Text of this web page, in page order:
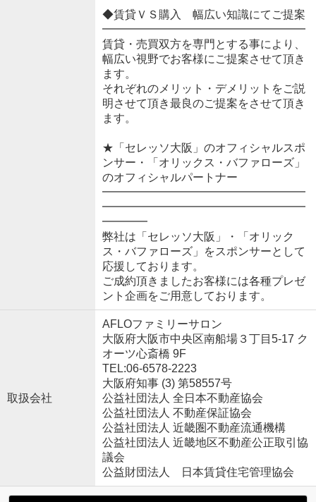
◆賃貸ＶＳ購入 幅広い知識にてご提案
━━━━━━━━━━━━━━━━━━
賃貸・売買双方を専門とする事により、
幅広い視野でお客様にご提案させて頂き
ます。
それぞれのメリット・デメリットをご説
明させて頂き最良のご提案をさせて頂き
ます。
★「セレッソ大阪」のオフィシャルスポ
ンサー・「オリックス・バファローズ」
のオフィシャルパートナー
━━━━━━━━━━━━━━━━━━
━━━━━━━━━━━━━━━━━━
━━━━
弊社は「セレッソ大阪」・「オリック
ス・バファローズ」をスポンサーとして
応援しております。
ご成約頂きましたお客様には各種プレゼ
ント企画をご用意しております。
取扱会社
AFLOファミリーサロン
大阪府大阪市中央区南船場３丁目5-17 ク
オーツ心斎橋 9F
TEL:06-6578-2223
大阪府知事 (3) 第58557号
公益社団法人 全日本不動産協会
公益社団法人 不動産保証協会
公益社団法人 近畿圏不動産流通機構
公益社団法人 近畿地区不動産公正取引協
議会
公益財団法人 日本賃貸住宅管理協会